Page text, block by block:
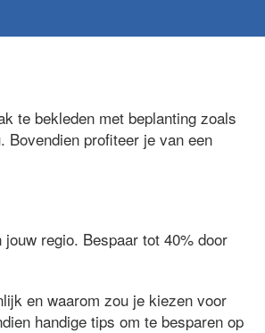
te bekleden met beplanting zoals
Bovendien profiteer je van een
regio. Bespaar tot 40% door
en waarom zou je kiezen voor
handige tips om te besparen op